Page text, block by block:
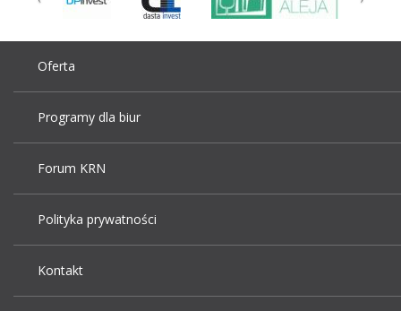
Oferta
Programy dla biur
Forum KRN
Polityka prywatności
Kontakt